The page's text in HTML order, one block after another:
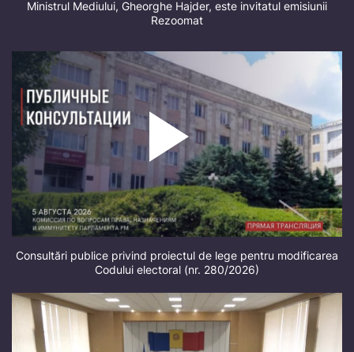
Ministrul Mediului, Gheorghe Hajder, este invitatul emisiunii
Rezoomat
Consultări publice privind proiectul de lege pentru modificarea
Codului electoral (nr. 280/2026)